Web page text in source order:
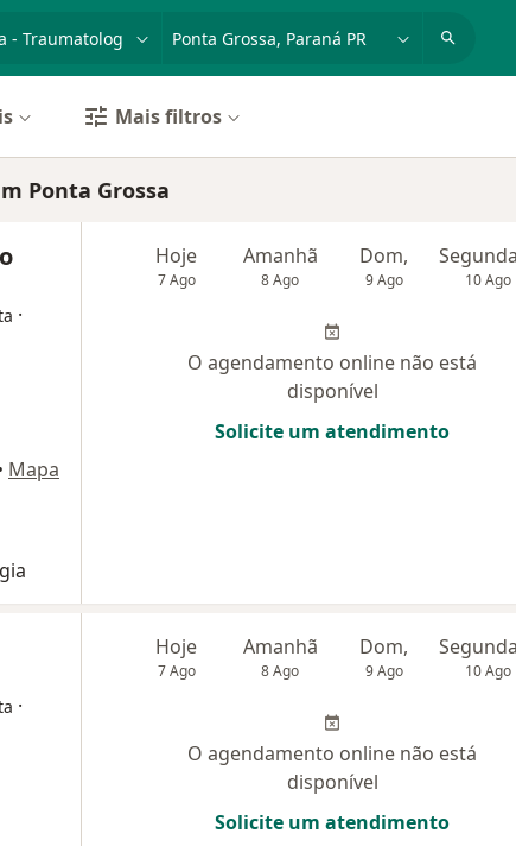
Mais filtros
Ponta Grossa
·
Mapa
Hoje
7 Ago
Amanhã
8 Ago
Dom,
9 Ago 10 Ago
O agendamento online não está
disponível
Solicite um atendimento
·
Hoje
7 Ago
Amanhã
8 Ago
Dom,
9 Ago 10 Ago
O agendamento online não está
disponível
Solicite um atendimento